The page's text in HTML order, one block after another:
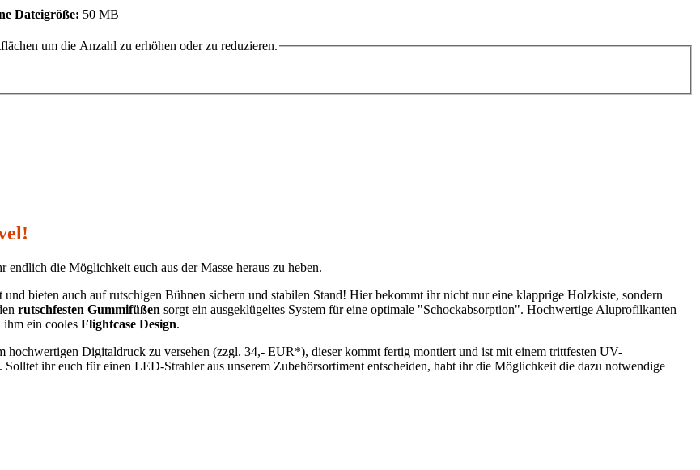
Dateigröße: 50 MB
um die Anzahl zu erhöhen oder zu reduzieren.
die Möglichkeit euch aus der Masse heraus zu heben.
bieten auch auf rutschigen Bühnen sichern und stabilen Stand! Hier bekommt ihr nicht nur eine klapprige Holzkiste, sondern
rutschfesten Gummifüßen sorgt ein ausgeklügeltes System für eine optimale "Schockabsorption". Hochwertige Aluprofilkanten
ein cooles Flightcase Design.
hochwertigen Digitaldruck zu versehen (zzgl. 34,- EUR*), dieser kommt fertig montiert und ist mit einem trittfesten UV-
ihr euch für einen LED-Strahler aus unserem Zubehörsortiment entscheiden, habt ihr die Möglichkeit die dazu notwendige